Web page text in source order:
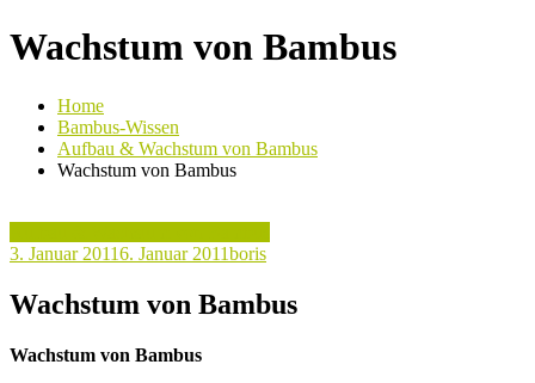
Wachstum von Bambus
Home
Bambus-Wissen
Aufbau & Wachstum von Bambus
Wachstum von Bambus
3. Januar 20116. Januar 2011boris
Wachstum von Bambus
Wachstum von Bambus